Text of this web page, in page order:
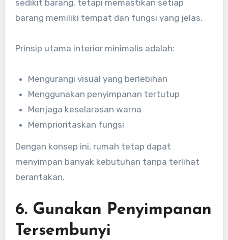
sedikit barang, tetapi memastikan setiap
barang memiliki tempat dan fungsi yang jelas.
Prinsip utama interior minimalis adalah:
Mengurangi visual yang berlebihan
Menggunakan penyimpanan tertutup
Menjaga keselarasan warna
Memprioritaskan fungsi
Dengan konsep ini, rumah tetap dapat
menyimpan banyak kebutuhan tanpa terlihat
berantakan.
6. Gunakan Penyimpanan
Tersembunyi